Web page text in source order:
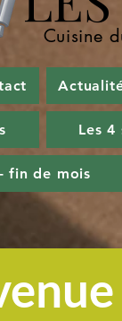
Cuisine
Les 4
fin de mois